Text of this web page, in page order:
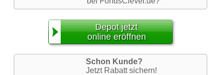
Depot jetzt
online eröffnen
Schon Kunde?
Jetzt Rabatt sichern!